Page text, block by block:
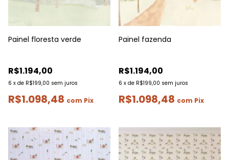
Painel floresta verde
R$1.194,00
6 x de R$199,00 sem juros
R$1.098,48 com Pix
Painel fazenda
R$1.194,00
6 x de R$199,00 sem juros
R$1.098,48 com Pix